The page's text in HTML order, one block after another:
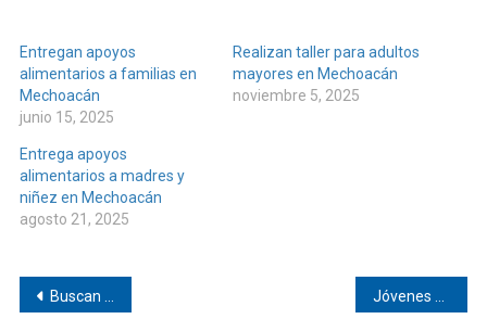
Entregan apoyos
alimentarios a familias en
Mechoacán
junio 15, 2025
Realizan taller para adultos
mayores en Mechoacán
noviembre 5, 2025
Entrega apoyos
alimentarios a madres y
niñez en Mechoacán
agosto 21, 2025
Navegación
Buscan a familiares de hombre en Pinotepa